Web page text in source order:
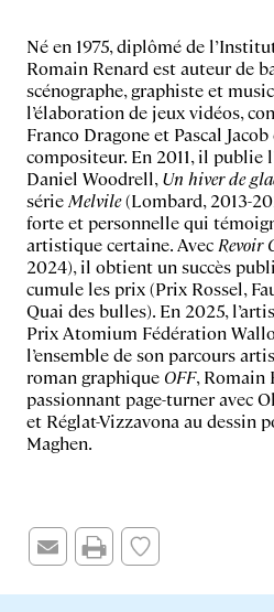
Né en 1975, diplômé de
Romain Renard est auteur de
scénographe, graphiste et
l’élaboration de jeux vidéos,
Franco Dragone et Pascal
compositeur. En 2011, il publie
Daniel Woodrell, Un hiver de
sérieMelvile(Lombard, 2013-
forte et personnelle qui
artistique certaine. Avec Revoir
2024), il obtient un succès
cumule les prix (Prix Rossel,
Quai des bulles). En 2025,
Prix Atomium Fédération
l’ensemble de son parcours
roman graphique OFF, Romain
passionnant page-turner avec
et Réglat-Vizzavona au dessin
Maghen.